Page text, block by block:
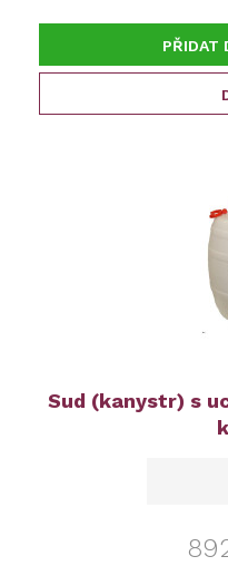
PŘIDAT
Sud (kanystr) s